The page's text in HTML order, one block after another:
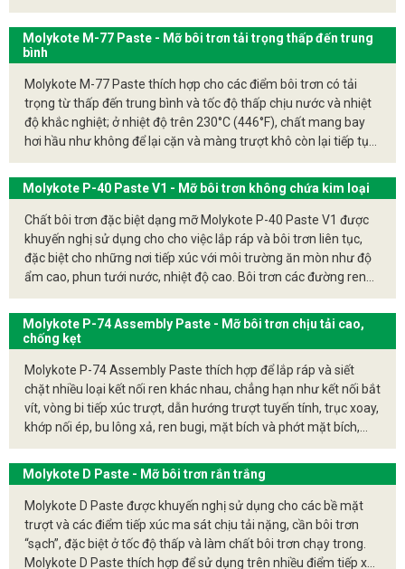
ứng dụng yêu cầu bôi trơn khô hoặc cần độ chính xác
cao như trong bulông, răng bánh răng, bạc đạn, hoặc các
chi tiết chịu mài mòn nặng.
rắn màu trắng với dầu khoáng và vận chuyển chúng đến điểm
bôi trơn cần thiết. Các bề mặt trượt và tiếp xúc ma sát tiếp xúc
với tải trọng nặng, cần bôi trơn “sạch”, đặc biệt là ở tốc độ thấp
đến trung bình. Có thể sử dụng trên nhiều tiếp xúc ma sát của
thiết bị điện và gia dụng, máy móc đóng gói và văn phòng, dụng
cụ chính xác, cũng như trong máy móc chế biến nhựa và dệt
may.
Molykote M-77 Paste - Mỡ bôi trơn tải trọng thấp đến trung
bình
Molykote M-77 Paste thích hợp cho các điểm bôi trơn có tải
trọng từ thấp đến trung bình và tốc độ thấp chịu nước và nhiệt
độ khắc nghiệt; ở nhiệt độ trên 230°C (446°F), chất mang bay
hơi hầu như không để lại cặn và màng trượt khô còn lại tiếp tục
bôi trơn lên đến +400°C (+662°F). Moltkote M-77 Paste còn
được dùng để để bôi trơn các bộ phận bao gồm các vật liệu
không chịu được dầu khoáng. Được sử dụng thành công trên
các kết hợp kim loại/kim loại có bề mặt ma sát và tiếp xúc, các
tấm neo phanh và pít-tông phanh của phanh đĩa.
Molykote P-40 Paste V1 - Mỡ bôi trơn không chứa kim loại
Chất bôi trơn đặc biệt dạng mỡ Molykote P-40 Paste V1 được
khuyến nghị sử dụng cho cho việc lắp ráp và bôi trơn liên tục,
đặc biệt cho những nơi tiếp xúc với môi trường ăn mòn như độ
ẩm cao, phun tưới nước, nhiệt độ cao. Bôi trơn các đường ren
lắp ráp, chốt trục bánh xe, ổ đỡ bi khi lắp ráp, Bôi trơn liên tục
các bộ phận bánh cam, vòng bi trơn, cần phanh, vít dẫn hướng,
trục xe ô tô, trục cam và ổ bi., Bánh răng hở, Các máy móc
dùng trong hàng hải
Molykote P-74 Assembly Paste - Mỡ bôi trơn chịu tải cao,
chống kẹt
Molykote P-74 Assembly Paste thích hợp để lắp ráp và siết
chặt nhiều loại kết nối ren khác nhau, chẳng hạn như kết nối bắt
vít, vòng bi tiếp xúc trượt, dẫn hướng trượt tuyến tính, trục xoay,
khớp nối ép, bu lông xả, ren bugi, mặt bích và phớt mặt bích,
bản lề cửa và cơ cấu phanh.
Molykote D Paste - Mỡ bôi trơn rắn trắng
Molykote D Paste được khuyến nghị sử dụng cho các bề mặt
trượt và các điểm tiếp xúc ma sát chịu tải nặng, cần bôi trơn
“sạch”, đặc biệt ở tốc độ thấp và làm chất bôi trơn chạy trong.
Molykote D Paste thích hợp để sử dụng trên nhiều điểm tiếp xúc